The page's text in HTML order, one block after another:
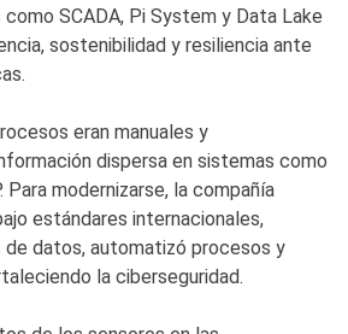
SCADA, Pi System y Data Lake
sostenibilidad y resiliencia ante
eran manuales y
dispersa en sistemas como
Para modernizarse, la compañía
estándares internacionales,
datos, automatizó procesos y
la ciberseguridad.